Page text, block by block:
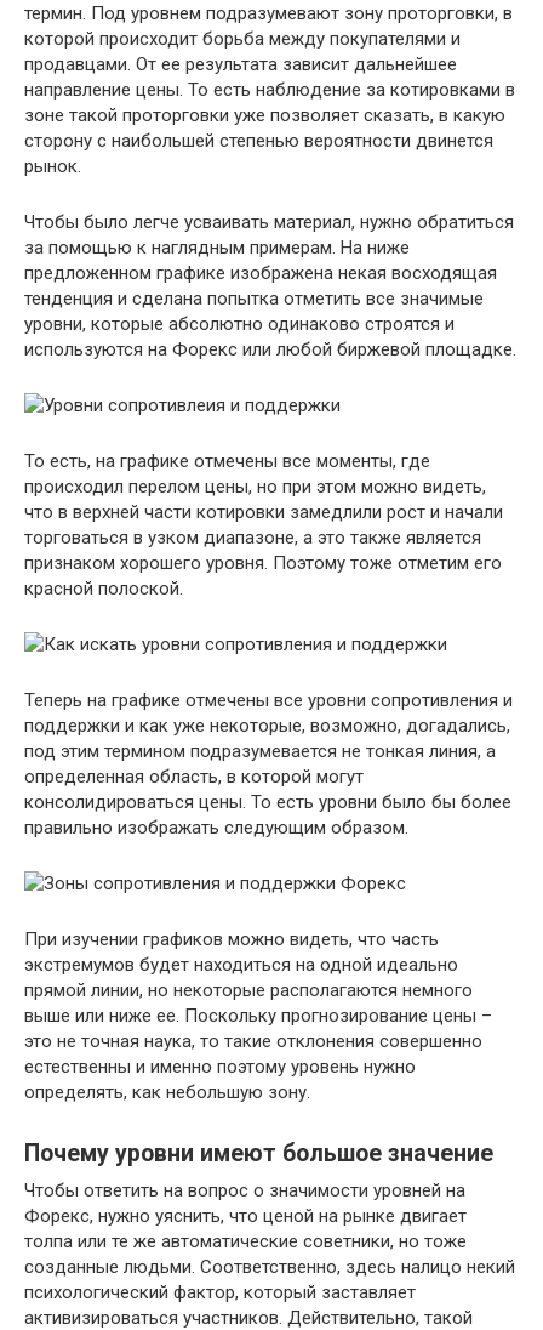
термин. Под уровнем подразумевают зону проторговки, в
которой происходит борьба между покупателями и
продавцами. От ее результата зависит дальнейшее
направление цены. То есть наблюдение за котировками в
зоне такой проторговки уже позволяет сказать, в какую
сторону с наибольшей степенью вероятности двинется
рынок.
Чтобы было легче усваивать материал, нужно обратиться
за помощью к наглядным примерам. На ниже
предложенном графике изображена некая восходящая
тенденция и сделана попытка отметить все значимые
уровни, которые абсолютно одинаково строятся и
используются на Форекс или любой биржевой площадке.
То есть, на графике отмечены все моменты, где
происходил перелом цены, но при этом можно видеть,
что в верхней части котировки замедлили рост и начали
торговаться в узком диапазоне, а это также является
признаком хорошего уровня. Поэтому тоже отметим его
красной полоской.
Теперь на графике отмечены все уровни сопротивления и
поддержки и как уже некоторые, возможно, догадались,
под этим термином подразумевается не тонкая линия, а
определенная область, в которой могут
консолидироваться цены. То есть уровни было бы более
правильно изображать следующим образом.
При изучении графиков можно видеть, что часть
экстремумов будет находиться на одной идеально
прямой линии, но некоторые располагаются немного
выше или ниже ее. Поскольку прогнозирование цены –
это не точная наука, то такие отклонения совершенно
естественны и именно поэтому уровень нужно
определять, как небольшую зону.
Почему уровни имеют большое значение
Чтобы ответить на вопрос о значимости уровней на
Форекс, нужно уяснить, что ценой на рынке двигает
толпа или те же автоматические советники, но тоже
созданные людьми. Соответственно, здесь налицо некий
психологический фактор, который заставляет
активизироваться участников. Действительно, такой